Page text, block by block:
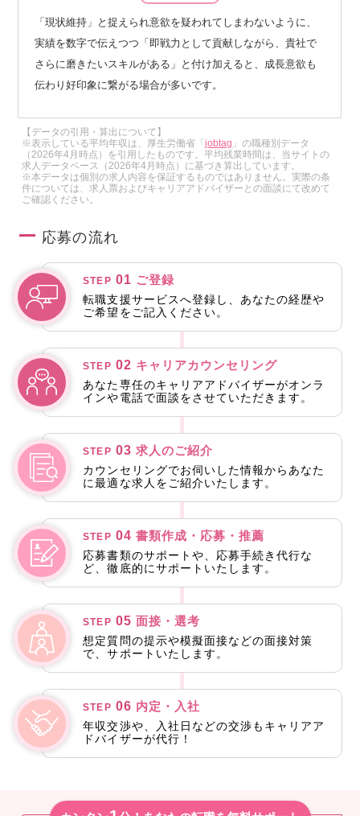
「現状維持」と捉えられ意欲を疑われてしまわないように、
実績を数字で伝えつつ「即戦力として貢献しながら、貴社で
さらに磨きたいスキルがある」と付け加えると、成長意欲も
伝わり好印象に繋がる場合が多いです。
【データの引用・算出について】
※表示している平均年収は、厚生労働省「jobtag 」の職種別データ
（2026年4月時点）を引用したものです。平均残業時間は、当サイトの
求人データベース（2026年4月時点）に基づき算出しています。
※本データは個別の求人内容を保証するものではありません。実際の条
件については、求人票およびキャリアアドバイザーとの面談にて改めて
ご確認ください。
応募の流れ
STEP 01 ご登録
転職支援サービスへ登録し、あなたの経歴や
ご希望をご記入ください。
STEP 02 キャリアカウンセリング
あなた専任のキャリアアドバイザーがオンラ
インや電話で面談をさせていただきます。
STEP 03 求人のご紹介
カウンセリングでお伺いした情報からあなた
に最適な求人をご紹介いたします。
STEP 04 書類作成・応募・推薦
応募書類のサポートや、応募手続き代行な
ど、徹底的にサポートいたします。
STEP 05 面接・選考
想定質問の提示や模擬面接などの面接対策
で、サポートいたします。
STEP 06 内定・入社
年収交渉や、入社日などの交渉もキャリアア
ドバイザーが代行！